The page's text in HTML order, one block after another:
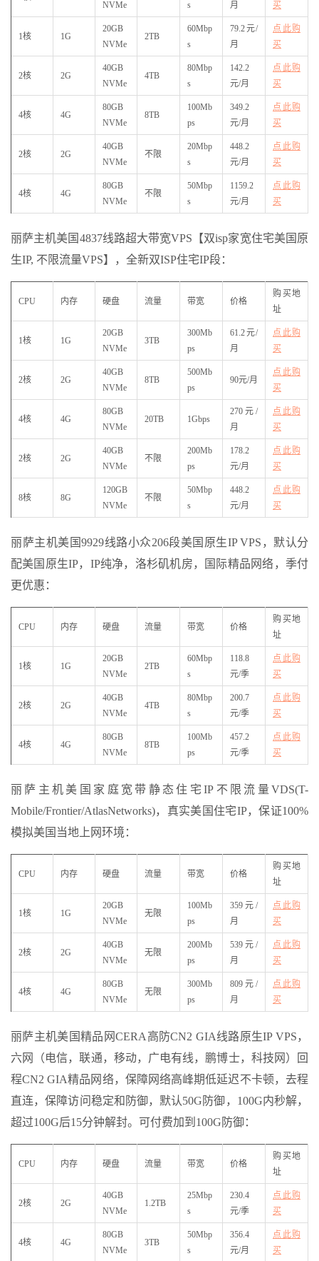
NVMe s 月 买
1核 1G
20GB
NVMe
2TB
60Mbp
s
79.2元/
月
点此购
买
2核 2G
40GB
NVMe
4TB
80Mbp
s
142.2
元/月
点此购
买
4核 4G
80GB
NVMe
8TB
100Mb
ps
349.2
元/月
点此购
买
2核 2G
40GB
NVMe
不限
20Mbp
s
448.2
元/月
点此购
买
4核 4G
80GB
NVMe
不限
50Mbp
s
1159.2
元/月
点此购
买
丽萨主机美国4837线路超大带宽VPS【双isp家宽住宅美国原
生IP, 不限流量VPS】，全新双ISP住宅IP段：
CPU 内存 硬盘 流量 带宽 价格
购买地
址
1核 1G
20GB
NVMe
3TB
300Mb
ps
61.2元/
月
点此购
买
2核 2G
40GB
NVMe
8TB
500Mb
ps
90元/月
点此购
买
4核 4G
80GB
NVMe
20TB 1Gbps
270元/
月
点此购
买
2核 2G
40GB
NVMe
不限
200Mb
ps
178.2
元/月
点此购
买
8核 8G
120GB
NVMe
不限
50Mbp
s
448.2
元/月
点此购
买
丽萨主机美国9929线路小众206段美国原生IP VPS，默认分
配美国原生IP，IP纯净，洛杉矶机房，国际精品网络，季付
更优惠：
CPU 内存 硬盘 流量 带宽 价格
购买地
址
1核 1G
20GB
NVMe
2TB
60Mbp
s
118.8
元/季
点此购
买
2核 2G
40GB
NVMe
4TB
80Mbp
s
200.7
元/季
点此购
买
4核 4G
80GB
NVMe
8TB
100Mb
ps
457.2
元/季
点此购
买
丽萨主机美国家庭宽带静态住宅IP不限流量VDS(T-
Mobile/Frontier/AtlasNetworks)，真实美国住宅IP，保证100%
模拟美国当地上网环境：
CPU 内存 硬盘 流量 带宽 价格
购买地
址
1核 1G
20GB
NVMe
无限
100Mb
ps
359元/
月
点此购
买
2核 2G
40GB
NVMe
无限
200Mb
ps
539元/
月
点此购
买
4核 4G
80GB
NVMe
无限
300Mb
ps
809元/
月
点此购
买
丽萨主机美国精品网CERA高防CN2 GIA线路原生IP VPS，
六网（电信，联通，移动，广电有线，鹏博士，科技网）回
程CN2 GIA精品网络，保障网络高峰期低延迟不卡顿，去程
直连，保障访问稳定和防御，默认50G防御，100G内秒解，
超过100G后15分钟解封。可付费加到100G防御：
CPU 内存 硬盘 流量 带宽 价格
购买地
址
2核 2G
40GB
NVMe
1.2TB
25Mbp
s
230.4
元/季
点此购
买
4核 4G
80GB
NVMe
3TB
50Mbp
s
356.4
元/月
点此购
买